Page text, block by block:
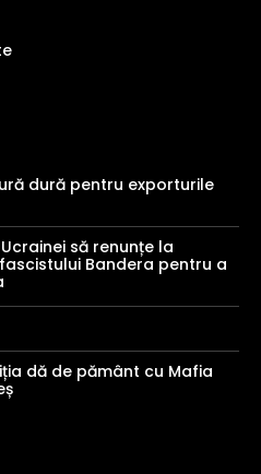
dură pentru exporturile
să renunțe la
Bandera pentru a
dă de pământ cu Mafia